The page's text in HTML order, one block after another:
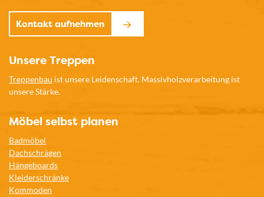
Kontakt aufnehmen
Unsere Treppen
Treppenbau ist unsere Leidenschaft. Massivholzverarbeitung ist
unsere Stärke.
Möbel selbst planen
Badmöbel
Dachschrägen
Hängeboards
Kleiderschränke
Kommoden